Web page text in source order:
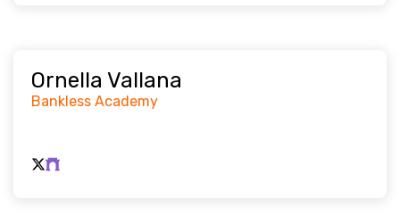
Ornella Vallana
Bankless Academy